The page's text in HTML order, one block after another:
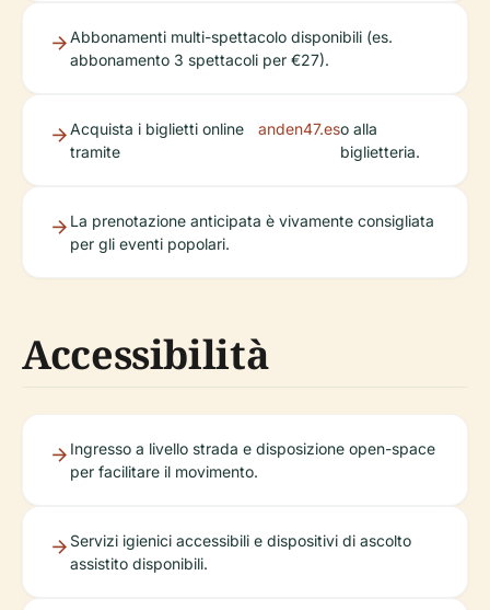
Abbonamenti multi-spettacolo disponibili (es.
abbonamento 3 spettacoli per €27).
Acquista i biglietti online
tramite
anden47.eso alla
biglietteria.
La prenotazione anticipata è vivamente consigliata
per gli eventi popolari.
Accessibilità
Ingresso a livello strada e disposizione open-space
per facilitare il movimento.
Servizi igienici accessibili e dispositivi di ascolto
assistito disponibili.